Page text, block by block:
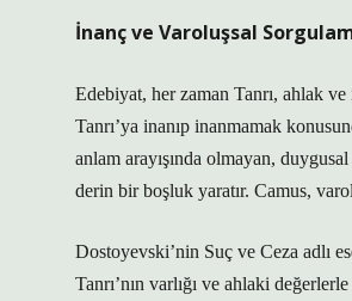
İnanç ve Varoluşsal
Edebiyat, her zaman Tanrı, ahlak
Tanrı’ya inanıp inanmamak
anlam arayışında olmayan,
derin bir boşluk yaratır. Camus,
Dostoyevski’nin Suç ve Ceza adlı
Tanrı’nın varlığı ve ahlaki